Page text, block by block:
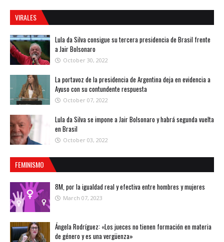
VIRALES
Lula da Silva consigue su tercera presidencia de Brasil frente
a Jair Bolsonaro
October 30, 2022
La portavoz de la presidencia de Argentina deja en evidencia a
Ayuso con su contundente respuesta
October 07, 2022
Lula da Silva se impone a Jair Bolsonaro y habrá segunda vuelta
en Brasil
October 03, 2022
FEMINISMO
8M, por la igualdad real y efectiva entre hombres y mujeres
March 07, 2023
Ángela Rodríguez: «Los jueces no tienen formación en materia
de género y es una vergüenza»